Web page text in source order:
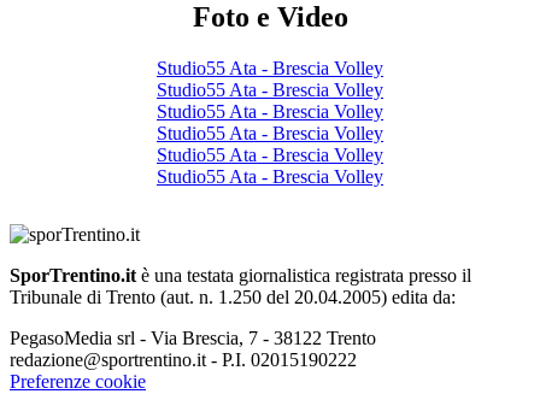
Foto e Video
Studio55 Ata - Brescia Volley
Studio55 Ata - Brescia Volley
Studio55 Ata - Brescia Volley
Studio55 Ata - Brescia Volley
Studio55 Ata - Brescia Volley
Studio55 Ata - Brescia Volley
SporTrentino.it è una testata giornalistica registrata presso il
Tribunale di Trento (aut. n. 1.250 del 20.04.2005) edita da:
PegasoMedia srl - Via Brescia, 7 - 38122 Trento
redazione@sportrentino.it - P.I. 02015190222
Preferenze cookie